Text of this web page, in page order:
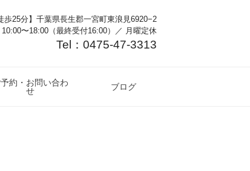
歩25分】千葉県長生郡一宮町東浪見6920−2
〜18:00（最終受付16:00）／ 月曜定休
Tel：0475-47-3313
予約・お問い合わ
せ
ブログ